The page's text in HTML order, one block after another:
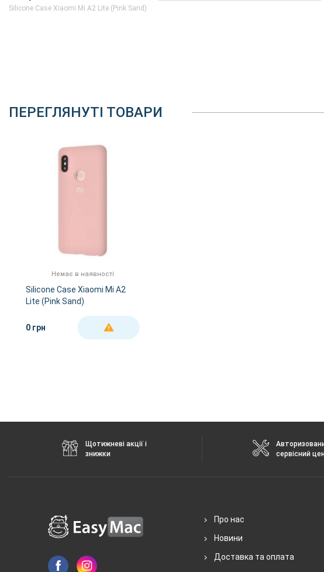
Silicone Case Xiaomi Mi A2 Lite (Pink Sand)
ПЕРЕГЛЯНУТІ ТОВАРИ
Немає в наявності
Silicone Case Xiaomi Mi A2
Lite (Pink Sand)
0 грн ДЕТАЛЬНІШЕ
Щотижневі акції і
знижки
сервісний
Про нас
Новини
Доставка та оплата